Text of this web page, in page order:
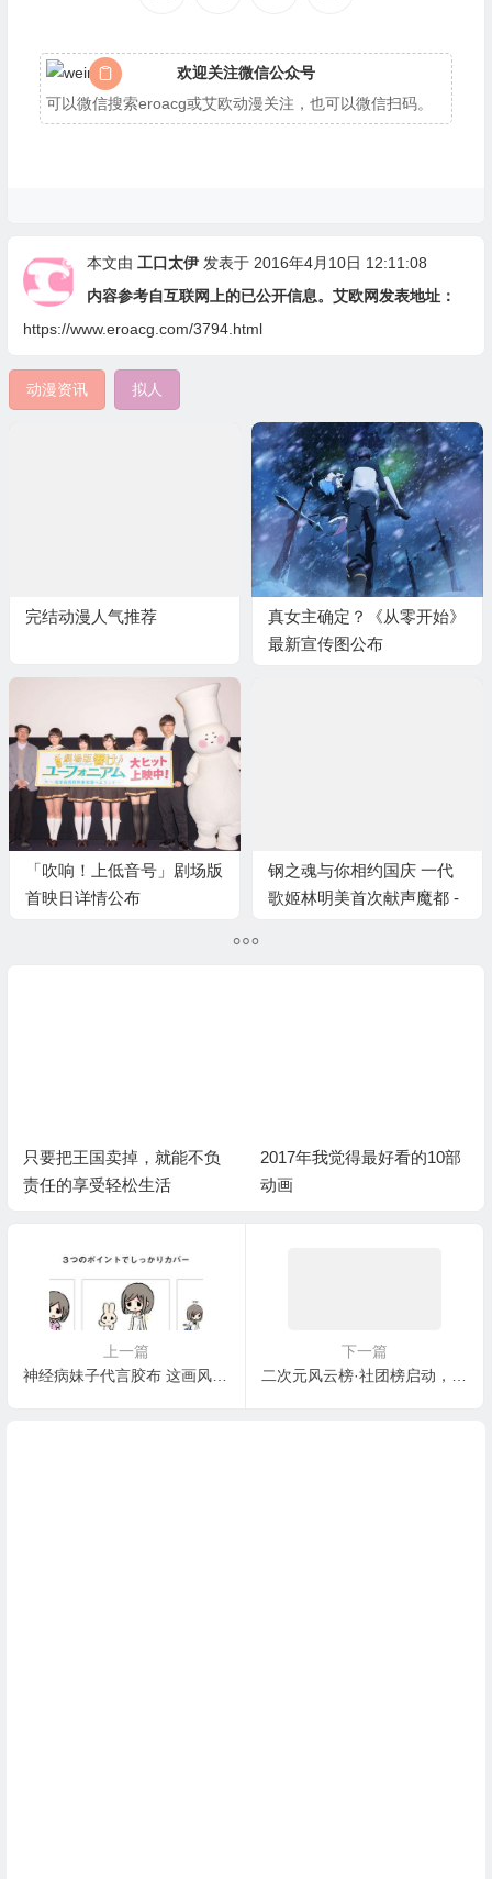
欢迎关注微信公众号
可以微信搜索eroacg或艾欧动漫关注，也可以微信扫码。
本文由 工口太伊发表于 2016年4月10日 12:11:08
内容参考自互联网上的已公开信息。艾欧网发表地址：
https://www.eroacg.com/3794.html
动漫资讯 拟人
完结动漫人气推荐
真女主确定？《从零开始》
最新宣传图公布
「吹响！上低音号」剧场版
首映日详情公布
钢之魂与你相约国庆 一代
歌姬林明美首次献声魔都 -
只要把王国卖掉，就能不负
责任的享受轻松生活
2017年我觉得最好看的10部
动画
上一篇
神经病妹子代言胶布 这画风实在太致郁了
下一篇